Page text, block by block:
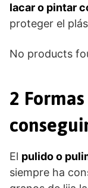
lacar o pintar
proteger el
No products
2
El pulido o
siempre ha